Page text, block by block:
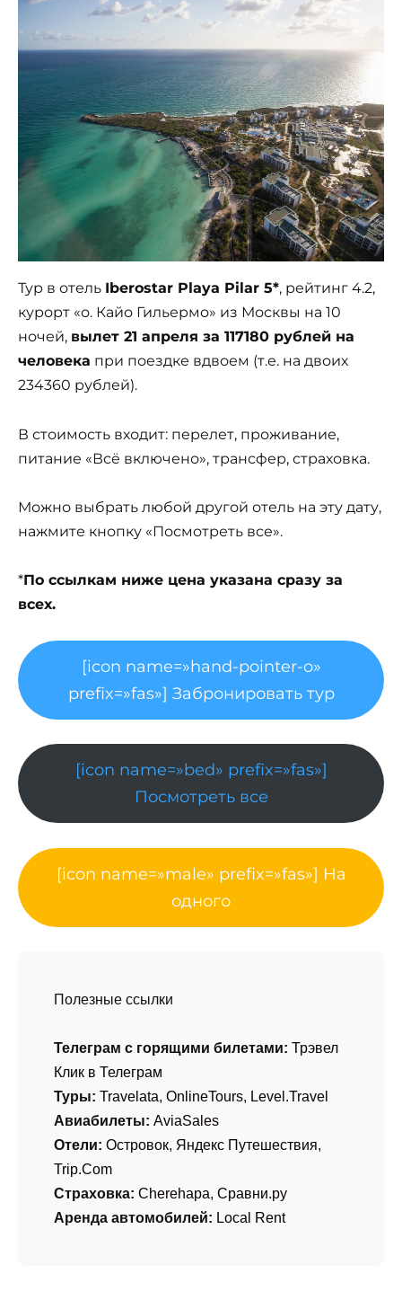
Тур в отель Iberostar Playa Pilar 5*, рейтинг 4.2,
курорт «о. Кайо Гильермо» из Москвы на 10
ночей, вылет 21 апреля за 117180 рублей на
человека при поездке вдвоем (т.е. на двоих
234360 рублей).
В стоимость входит: перелет, проживание,
питание «Всё включено», трансфер, страховка.
Можно выбрать любой другой отель на эту дату,
нажмите кнопку «Посмотреть все».
*По ссылкам ниже цена указана сразу за
всех.
[icon name=»hand-pointer-o»
prefix=»fas»] Забронировать тур
[icon name=»bed» prefix=»fas»]
Посмотреть все
[icon name=»male» prefix=»fas»] На
одного
Полезные ссылки
Телеграм с горящими билетами: Трэвел
Клик в Телеграм
Туры: Travelata, OnlineTours, Level.Travel
Авиабилеты: AviaSales
Отели: Островок, Яндекс Путешествия,
Trip.Com
Страховка: Cherehapa, Сравни.ру
Аренда автомобилей: Local Rent